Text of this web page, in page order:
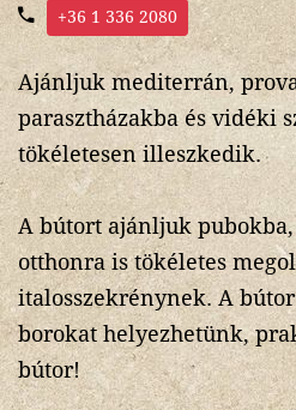
+36 1 336 2080
Ajánljuk mediterrán,
parasztházakba és vidéki
tökéletesen illeszkedik.
A bútort ajánljuk
otthonra is tökéletes
italosszekrénynek. A
borokat helyezhetünk,
bútor!